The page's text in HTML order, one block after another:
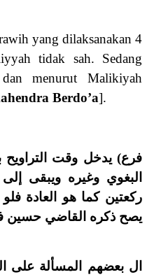
yang dilaksanakan 4
tidak sah. Sedang
menurut Malikiyah
Berdo’a].
فرع) يدخل وقت التراويح
البغوي وغيره ويبقى
ركعتين كما هو العادة
يصح ذكره القاضي حسين
ال بعضهم المسألة على